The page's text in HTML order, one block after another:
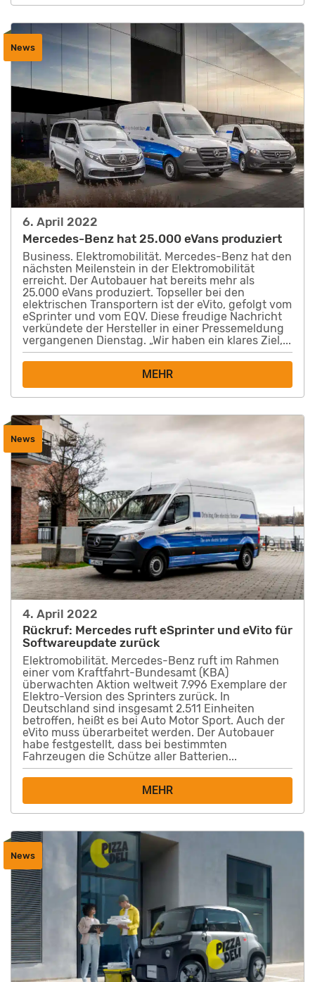
6. April 2022
Mercedes-Benz hat 25.000 eVans produziert
Business. Elektromobilität. Mercedes-Benz hat den
nächsten Meilenstein in der Elektromobilität
erreicht. Der Autobauer hat bereits mehr als
25.000 eVans produziert. Topseller bei den
elektrischen Transportern ist der eVito, gefolgt vom
eSprinter und vom EQV. Diese freudige Nachricht
verkündete der Hersteller in einer Pressemeldung
vergangenen Dienstag. „Wir haben ein klares Ziel,...
MEHR
News
4. April 2022
Rückruf: Mercedes ruft eSprinter und eVito für
Softwareupdate zurück
Elektromobilität. Mercedes-Benz ruft im Rahmen
einer vom Kraftfahrt-Bundesamt (KBA)
überwachten Aktion weltweit 7.996 Exemplare der
Elektro-Version des Sprinters zurück. In
Deutschland sind insgesamt 2.511 Einheiten
betroffen, heißt es bei Auto Motor Sport. Auch der
eVito muss überarbeitet werden. Der Autobauer
habe festgestellt, dass bei bestimmten
Fahrzeugen die Schütze aller Batterien...
MEHR
News
News